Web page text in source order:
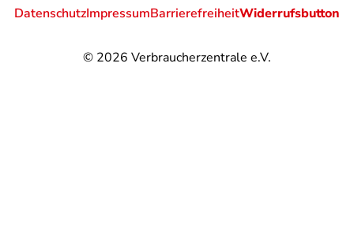
© 2026 Verbraucherzentrale e.V.
DatenschutzImpressumBarrierefreiheitWiderrufsbutton